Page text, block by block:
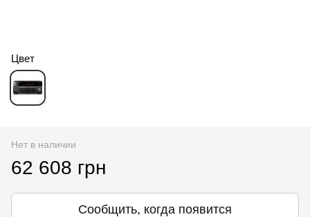
Цвет
Нет в наличии
62 608 грн
Сообщить, когда появится